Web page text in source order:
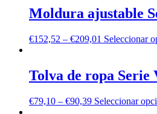
Moldura ajustable
€152,52 – €209,01 Seleccionar
Tolva de ropa Serie
€79,10 – €90,39 Seleccionar